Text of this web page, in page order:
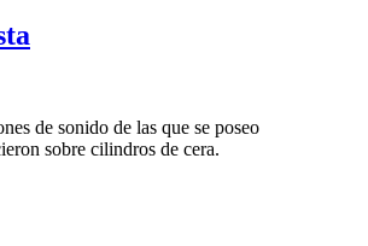
de sonido de las que se poseo
sobre cilindros de cera.